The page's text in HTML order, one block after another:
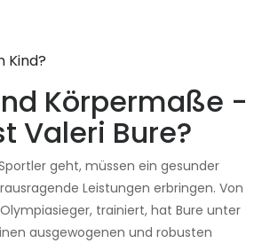
Kind?
Körpermaße -
Valeri Bure?
geht, müssen ein gesunder
Leistungen erbringen. Von
trainiert, hat Bure unter
ausgewogenen und robusten